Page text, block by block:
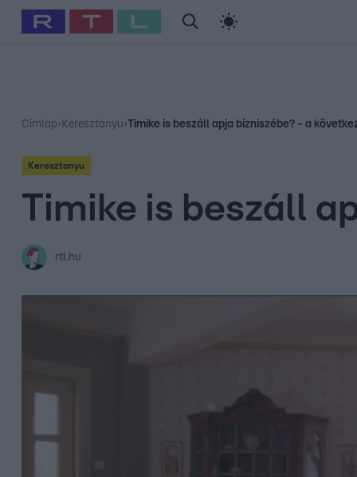
Babits Marcella Szellő István Most Wanted
Címlap› Keresztanyu›Timike is beszáll apja bizniszébe? - a
Keresztanyu
Timike is beszáll
rtl.hu